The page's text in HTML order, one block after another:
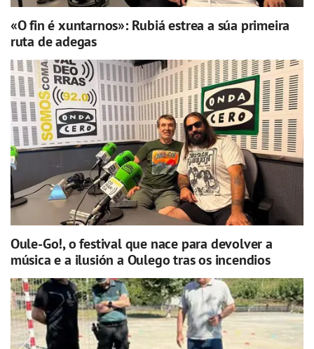
«O fin é xuntarnos»: Rubiá estrea a súa primeira
ruta de adegas
Oule-Go!, o festival que nace para devolver a
música e a ilusión a Oulego tras os incendios